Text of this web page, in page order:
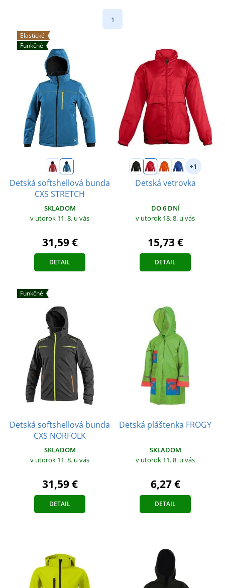
1
Elastické
Funkčné
Detská softshellová bunda
CXS STRETCH
SKLADOM
v utorok 11. 8. u vás
31,59 €
DETAIL
+1
Detská vetrovka
DO 6 DNÍ
v utorok 18. 8. u vás
15,73 €
DETAIL
Funkčné
Detská softshellová bunda
CXS NORFOLK
SKLADOM
v utorok 11. 8. u vás
31,59 €
DETAIL
Detská pláštenka FROGY
SKLADOM
v utorok 11. 8. u vás
6,27 €
DETAIL